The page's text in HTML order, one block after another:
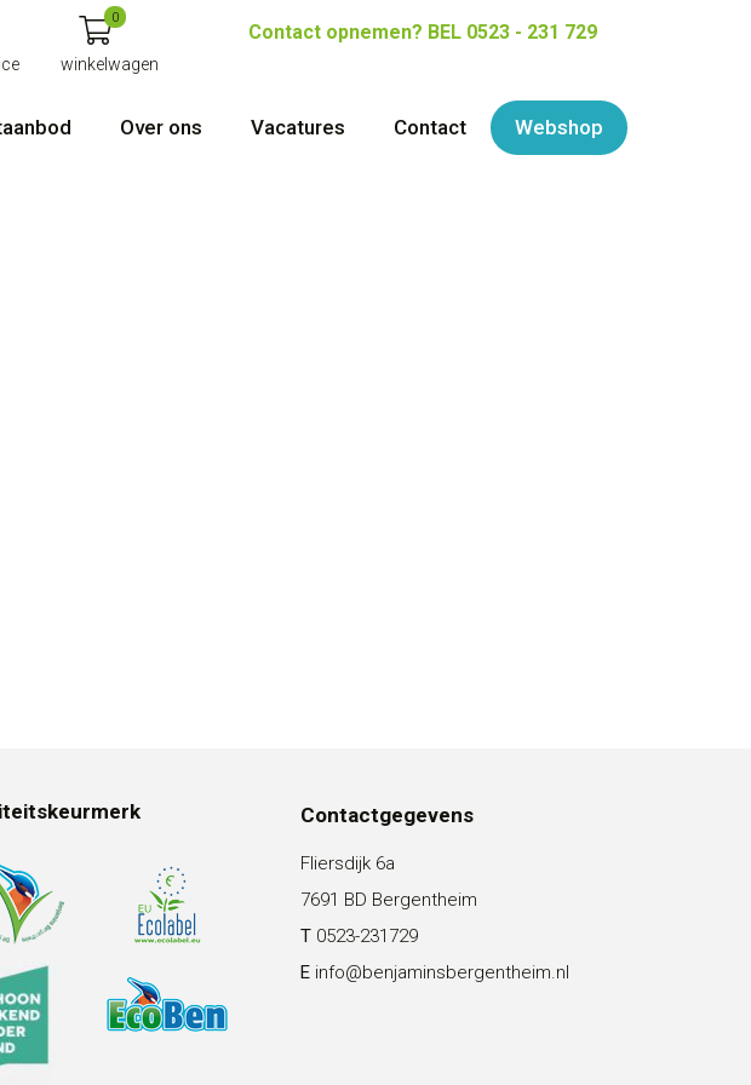
0
winkelwagen
Contact opnemen? BEL 0523 - 231 729
Over ons Vacatures Contact Webshop
Contactgegevens
Fliersdijk 6a
7691 BD Bergentheim
T 0523-231729
E info@benjaminsbergentheim.nl